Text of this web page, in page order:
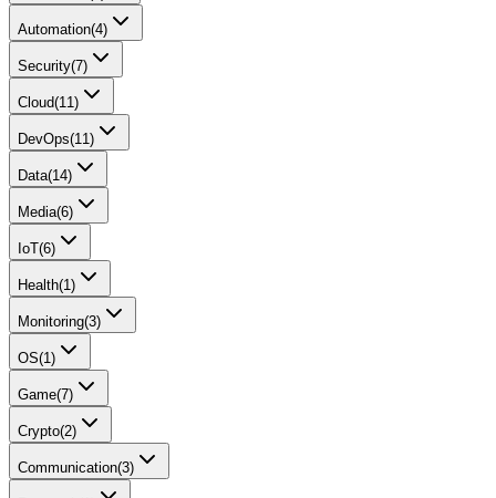
Automation(4)
Security(7)
Cloud(11)
DevOps(11)
Data(14)
Media(6)
IoT(6)
Health(1)
Monitoring(3)
OS(1)
Game(7)
Crypto(2)
Communication(3)